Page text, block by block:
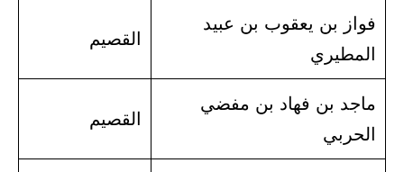
فواز بن يعقوب بن عبيد
المطيري
القصيم
ماجد بن فهاد بن مفضي
الحربي
القصيم